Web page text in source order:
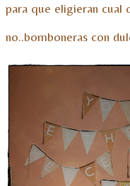
para que eligieran cual
no..bomboneras con